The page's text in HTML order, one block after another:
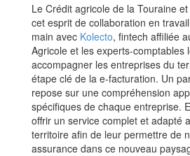
Le Crédit agricole de la Touraine
cet esprit de collaboration en
main avec Kolecto, fintech affiliée
Agricole et les experts-comptables
accompagner les entreprises du
étape clé de la e-facturation. Un
repose sur une compréhension
spécifiques de chaque entreprise.
offrir un service complet et adapté
territoire afin de leur permettre de
assurance dans ce nouveau